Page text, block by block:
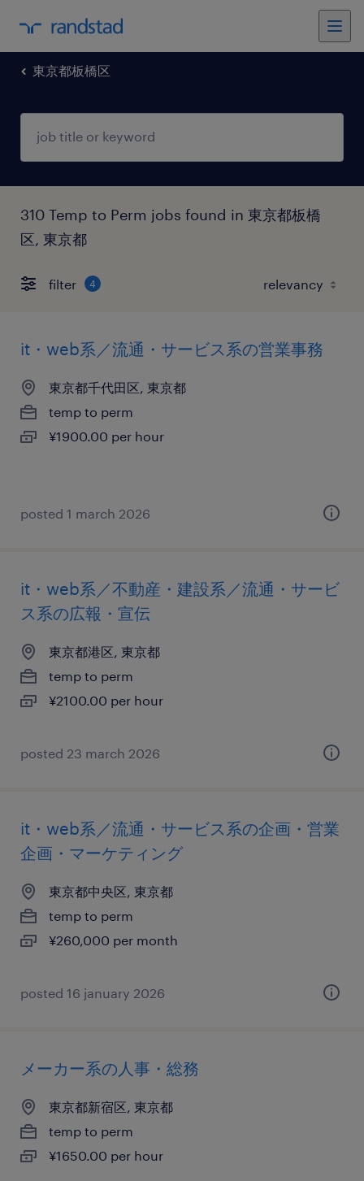
東京都板橋区
310 Temp to Perm jobs found in 東京都板橋
区, 東京都
filter 4
it・web系／流通・サービス系の営業事務
東京都千代田区, 東京都
temp to perm
¥1900.00 per hour
posted 1 march 2026
it・web系／不動産・建設系／流通・サービ
ス系の広報・宣伝
東京都港区, 東京都
temp to perm
¥2100.00 per hour
posted 23 march 2026
it・web系／流通・サービス系の企画・営業
企画・マーケティング
東京都中央区, 東京都
temp to perm
¥260,000 per month
posted 16 january 2026
メーカー系の人事・総務
東京都新宿区, 東京都
temp to perm
¥1650.00 per hour